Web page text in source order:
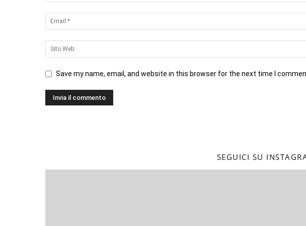
Save my name, email, and website in this browser for the next time I
SEGUICI SU